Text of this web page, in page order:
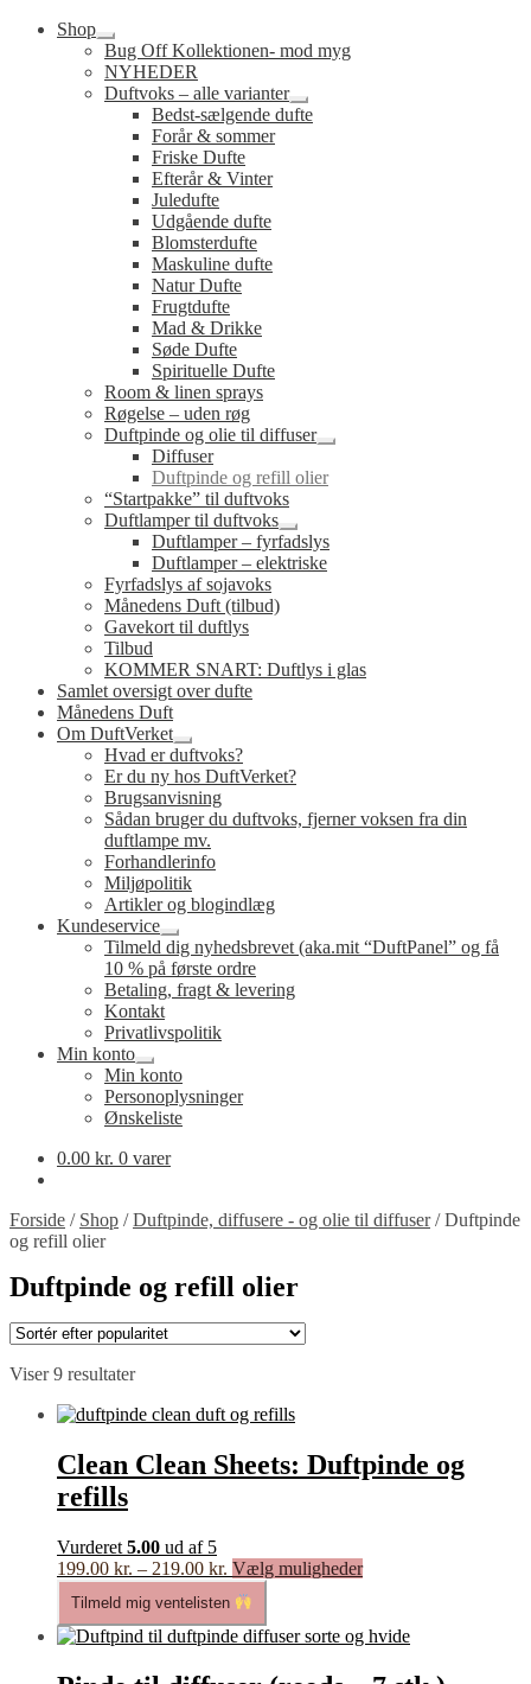
Shop
Udfold
undermenu
Bug Off Kollektionen- mod myg
NYHEDER
Duftvoks – alle varianter
Udfold
undermenu
Bedst-sælgende dufte
Forår & sommer
Friske Dufte
Efterår & Vinter
Juledufte
Udgående dufte
Blomsterdufte
Maskuline dufte
Natur Dufte
Frugtdufte
Mad & Drikke
Søde Dufte
Spirituelle Dufte
Room & linen sprays
Røgelse – uden røg
Duftpinde og olie til diffuser
Udfold
Diffuser
Duftpinde og refill olier
“Startpakke” til duftvoks
Duftlamper til duftvoks
Udfold
undermenu
Duftlamper – fyrfadslys
Duftlamper – elektriske
Fyrfadslys af sojavoks
Månedens Duft (tilbud)
Gavekort til duftlys
Tilbud
KOMMER SNART: Duftlys i glas
Samlet oversigt over dufte
Månedens Duft
Om DuftVerket
Udfold
undermenu
Hvad er duftvoks?
Er du ny hos DuftVerket?
Brugsanvisning
Sådan bruger du duftvoks, fjerner voksen fra din
duftlampe mv.
Forhandlerinfo
Miljøpolitik
Artikler og blogindlæg
Kundeservice
Udfold
undermenu
Tilmeld dig nyhedsbrevet (aka.mit “DuftPanel” og få
10 % på første ordre
Betaling, fragt & levering
Kontakt
Privatlivspolitik
Min konto
Udfold
undermenu
Min konto
Personoplysninger
Ønskeliste
0.00 kr. 0 varer
Forside / Shop /Duftpinde, diffusere - og olie til diffuser/Duftpinde
og refill olier
Duftpinde og refill olier
Viser 9 resultaterSorteret
popularitet
Clean Clean Sheets: Duftpinde og
refills
Vurderet 5.00 ud af 5
199.00 kr. – 219.00 kr. Prisinterval:
199.00 kr.
til
219.00 kr.
Vælg mulighederDette
flere
varianter.
Mulighederne
Tilmeld mig ventelisten